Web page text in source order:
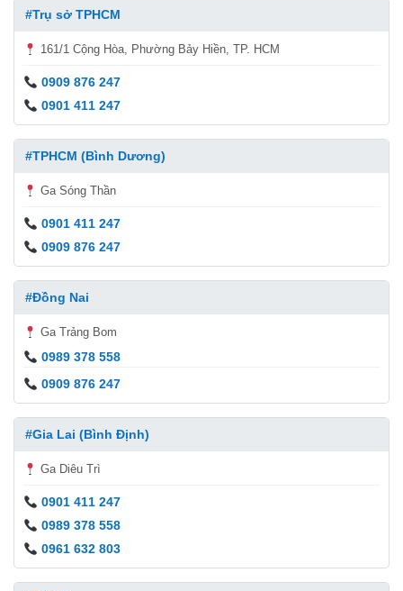
#Trụ sở TPHCM
161/1 Cộng Hòa, Phường Bảy Hiền, TP. HCM
0909 876 247
0901 411 247
#TPHCM (Bình Dương)
Ga Sóng Thần
0901 411 247
0909 876 247
#Đồng Nai
Ga Trảng Bom
0989 378 558
0909 876 247
#Gia Lai (Bình Định)
Ga Diêu Trì
0901 411 247
0989 378 558
0961 632 803